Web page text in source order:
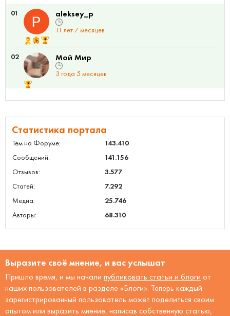
01 aleksey_p
11 лет 7 месяцев
02 Мой Мир
3 года 5 месяцев
Статистика портала
Тем на Форуме:
143.410
Сообщений:
141.156
Отзывов:
3.577
Статей:
7.292
Медиа:
25.746
Авторы:
68.310
Выразите своё мнение, и вас услышат
Пришло время, и мы начали публиковать статьи и блоги от
наших пользователей в разделе «Блоги». Теперь каждый
зарегистрированный пользователь может поделиться своим
опытом или выразить мнение, написав собственную статью,